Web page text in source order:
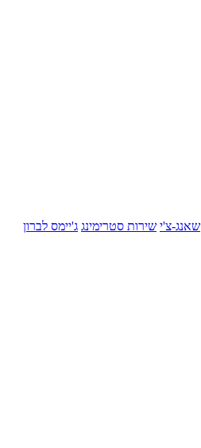
שאנג-צ'י שירות סטרימינג ג'יימס לברון